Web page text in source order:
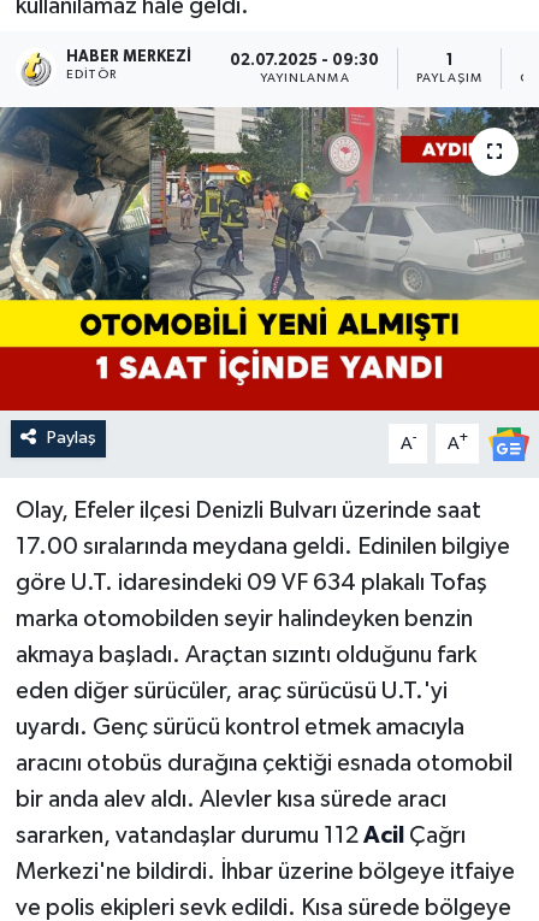
kullanılamaz hale geldi.
HABER MERKEZI
EDITÖR
02.07.2025 - 09:30
YAYINLANMA
1
PAYLAŞIM
Paylaş A- A+
Olay, Efeler ilçesi Denizli Bulvarı üzerinde saat
17.00 sıralarında meydana geldi. Edinilen bilgiye
göre U.T. idaresindeki 09 VF 634 plakalı Tofaş
marka otomobilden seyir halindeyken benzin
akmaya başladı. Araçtan sızıntı olduğunu fark
eden diğer sürücüler, araç sürücüsü U.T.'yi
uyardı. Genç sürücü kontrol etmek amacıyla
aracını otobüs durağına çektiği esnada otomobil
bir anda alev aldı. Alevler kısa sürede aracı
sararken, vatandaşlar durumu 112 Acil Çağrı
Merkezi'ne bildirdi. İhbar üzerine bölgeye itfaiye
ve polis ekipleri sevk edildi. Kısa sürede bölgeye